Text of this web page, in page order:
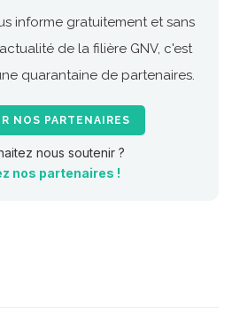
informe gratuitement et sans
de la filière GNV, c'est
quarantaine de partenaires.
NOS PARTENAIRES
nous soutenir ?
nos partenaires !